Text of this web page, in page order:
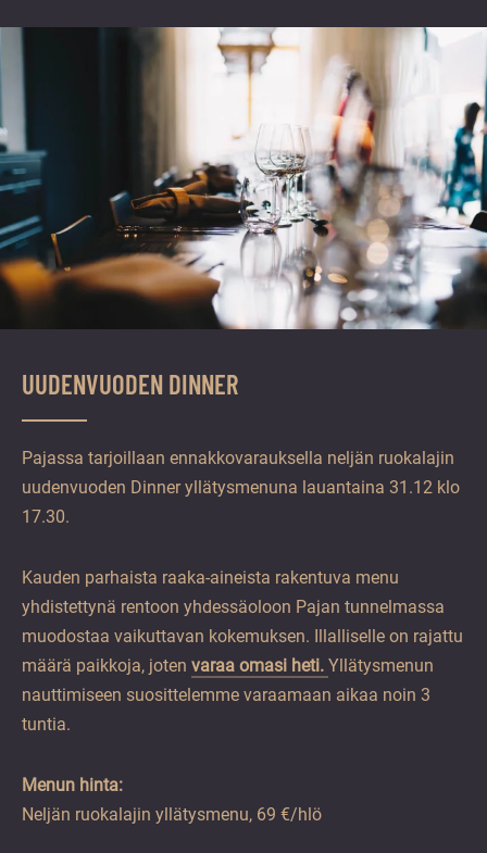
UUDENVUODEN DINNER
Pajassa tarjoillaan ennakkovarauksella neljän ruokalajin
uudenvuoden Dinner yllätysmenuna lauantaina 31.12 klo
17.30.
Kauden parhaista raaka-aineista rakentuva menu
yhdistettynä rentoon yhdessäoloon Pajan tunnelmassa
muodostaa vaikuttavan kokemuksen. Illalliselle on rajattu
määrä paikkoja, joten varaa omasi heti. Yllätysmenun
nauttimiseen suosittelemme varaamaan aikaa noin 3
tuntia.
Menun hinta:
Neljän ruokalajin yllätysmenu, 69 €/hlö